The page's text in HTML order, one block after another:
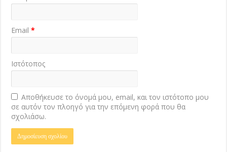
Email*
Ιστότοπος
Αποθήκευσε το όνομά μου, email, και τον ιστότοπο μου
σε αυτόν τον πλοηγό για την επόμενη φορά που θα
σχολιάσω.